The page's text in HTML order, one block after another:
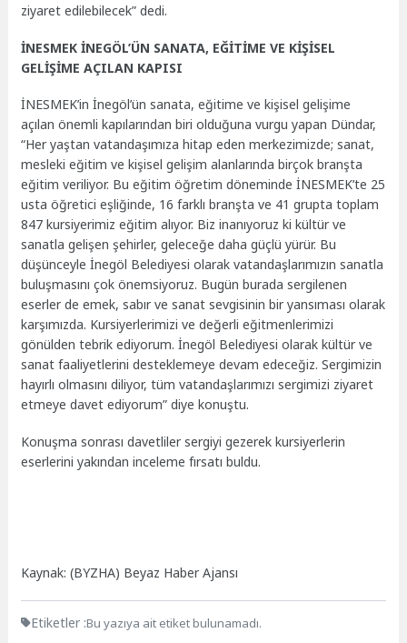
ziyaret edilebilecek” dedi.
İNESMEK İNEGÖL’ÜN SANATA, EĞİTİME VE KİŞİSEL
GELİŞİME AÇILAN KAPISI
İNESMEK’in İnegöl’ün sanata, eğitime ve kişisel gelişime
açılan önemli kapılarından biri olduğuna vurgu yapan Dündar,
“Her yaştan vatandaşımıza hitap eden merkezimizde; sanat,
mesleki eğitim ve kişisel gelişim alanlarında birçok branşta
eğitim veriliyor. Bu eğitim öğretim döneminde İNESMEK’te 25
usta öğretici eşliğinde, 16 farklı branşta ve 41 grupta toplam
847 kursiyerimiz eğitim alıyor. Biz inanıyoruz ki kültür ve
sanatla gelişen şehirler, geleceğe daha güçlü yürür. Bu
düşünceyle İnegöl Belediyesi olarak vatandaşlarımızın sanatla
buluşmasını çok önemsiyoruz. Bugün burada sergilenen
eserler de emek, sabır ve sanat sevgisinin bir yansıması olarak
karşımızda. Kursiyerlerimizi ve değerli eğitmenlerimizi
gönülden tebrik ediyorum. İnegöl Belediyesi olarak kültür ve
sanat faaliyetlerini desteklemeye devam edeceğiz. Sergimizin
hayırlı olmasını diliyor, tüm vatandaşlarımızı sergimizi ziyaret
etmeye davet ediyorum” diye konuştu.
Konuşma sonrası davetliler sergiyi gezerek kursiyerlerin
eserlerini yakından inceleme fırsatı buldu.
Kaynak: (BYZHA) Beyaz Haber Ajansı
Etiketler :Bu yazıya ait etiket bulunamadı.